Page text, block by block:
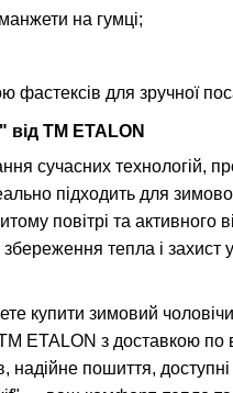
на гумці;
для зручної
TM ETALON
сучасних технологій,
підходить для
повітрі та активного
тепла і захист
купити зимовий
ETALON з доставкою по
надійне пошиття,